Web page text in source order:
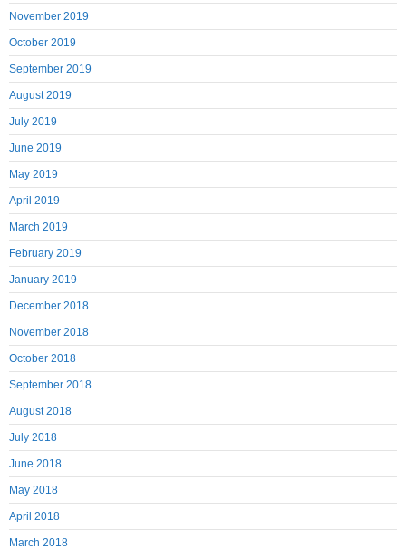
November 2019
October 2019
September 2019
August 2019
July 2019
June 2019
May 2019
April 2019
March 2019
February 2019
January 2019
December 2018
November 2018
October 2018
September 2018
August 2018
July 2018
June 2018
May 2018
April 2018
March 2018